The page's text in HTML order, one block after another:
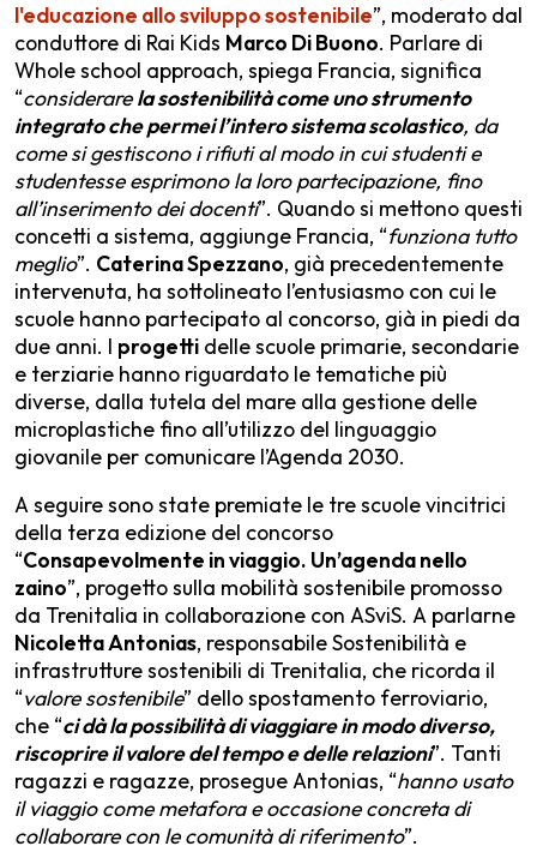
l'educazione allo sviluppo sostenibile”, moderato dal
conduttore di Rai Kids Marco Di Buono. Parlare di
Whole school approach, spiega Francia, significa
“considerarela sostenibilità come uno strumento
integrato che permei l’intero sistema scolastico, da
come si gestiscono i rifiuti al modo in cui studenti e
studentesse esprimono la loro partecipazione, fino
all’inserimento dei docenti”. Quando si mettono questi
concetti a sistema, aggiunge Francia, “funziona tutto
meglio”. Caterina Spezzano, già precedentemente
intervenuta, ha sottolineato l’entusiasmo con cui le
scuole hanno partecipato al concorso, già in piedi da
due anni. I progetti delle scuole primarie, secondarie
e terziarie hanno riguardato le tematiche più
diverse, dalla tutela del mare alla gestione delle
microplastiche fino all’utilizzo del linguaggio
giovanile per comunicare l’Agenda 2030.
A seguire sono state premiate le tre scuole vincitrici
della terza edizione del concorso
“Consapevolmente in viaggio. Un’agenda nello
zaino”, progetto sulla mobilità sostenibile promosso
da Trenitalia in collaborazione con ASviS. A parlarne
Nicoletta Antonias, responsabile Sostenibilità e
infrastrutture sostenibili di Trenitalia, che ricorda il
“valore sostenibile” dello spostamento ferroviario,
che “ci dà la possibilità di viaggiare in modo diverso,
riscoprire il valore del tempo e delle relazioni”. Tanti
ragazzi e ragazze, prosegue Antonias, “hanno usato
il viaggio come metafora e occasione concreta di
collaborare con le comunità di riferimento”.